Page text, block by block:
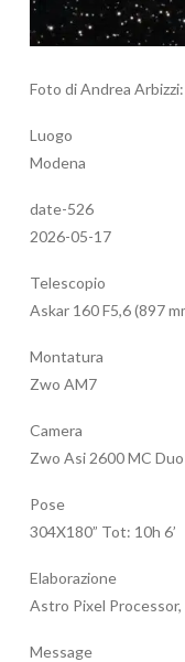
Foto di Andrea
Luogo
Modena
date-526
2026-05-17
Telescopio
Askar 160 F5,6 (897
Montatura
Zwo AM7
Camera
Zwo Asi 2600 MC Duo
Pose
304X180” Tot: 10h 6’
Elaborazione
Astro Pixel
Message